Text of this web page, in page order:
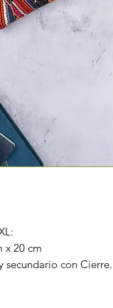
x 20 cm
con Cierre.